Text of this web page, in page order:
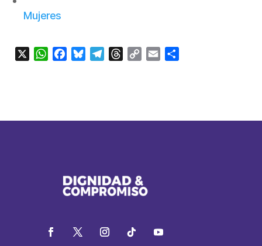
Mujeres
WhatsApp
FacebookBlueskyTelegramThreads
Copy Email